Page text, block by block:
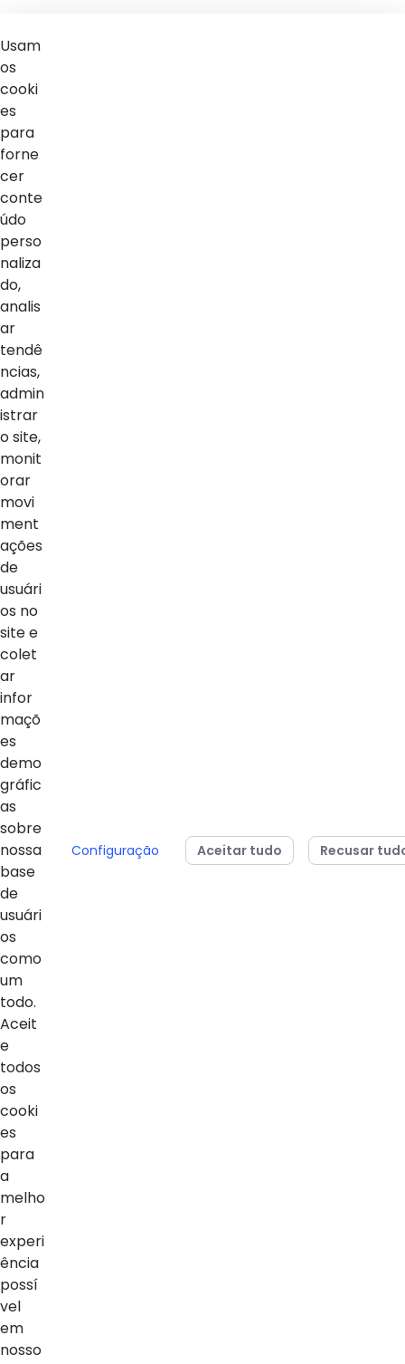
Para Murilo Gonçalves, membro da equipe, o prêmio é
“Esse prêmio é muito importante e significa muito”,
04/08/2026
dois vice-campeonatos
mundiais no MOS
Básica do Sesi
para
Usam
os
cooki
es
para
forne
cer
conte
údo
perso
naliza
do,
analis
ar
tendê
ncias,
admin
istrar
o site,
monit
orar
movi
ment
ações
de
usuári
os no
site e
colet
ar
infor
maçõ
es
demo
gráfic
as
sobre
nossa
base
de
usuári
os
como
um
todo.
Aceit
e
todos
os
cooki
es
para
a
melho
r
experi
ência
possí
vel
em
nosso
Configuração Aceitar tudo Recusar